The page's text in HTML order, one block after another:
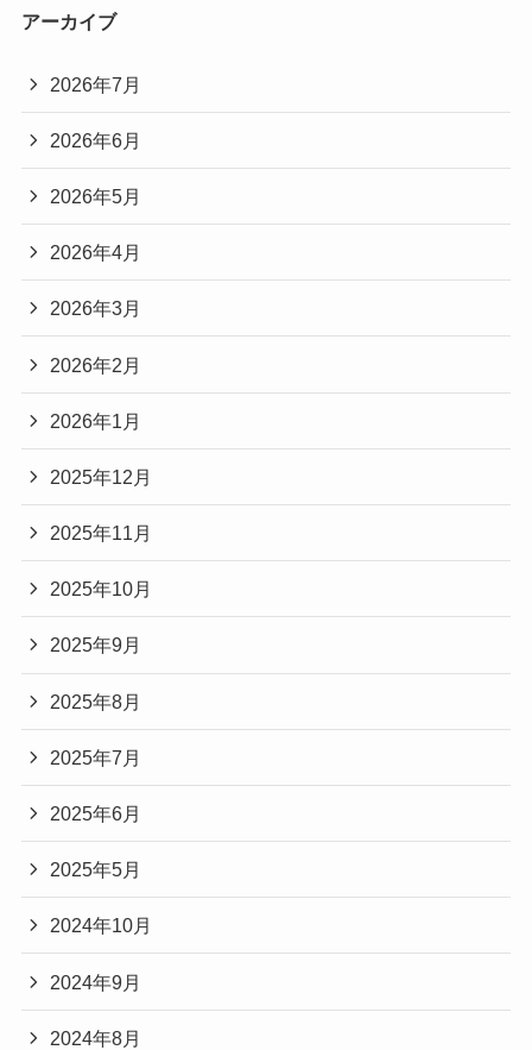
アーカイブ
2026年7月
2026年6月
2026年5月
2026年4月
2026年3月
2026年2月
2026年1月
2025年12月
2025年11月
2025年10月
2025年9月
2025年8月
2025年7月
2025年6月
2025年5月
2024年10月
2024年9月
2024年8月